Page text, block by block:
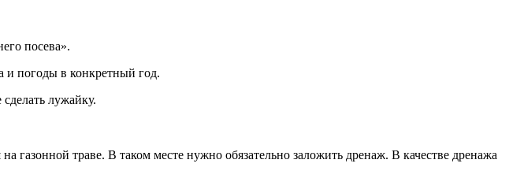
посева».
и погоды в конкретный год.
лужайку.
газонной траве. В таком месте нужно обязательно заложить дренаж. В качестве дренажа